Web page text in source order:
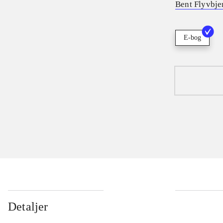
Bent
E-bog
Detaljer